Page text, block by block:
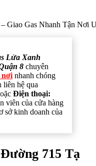
– Giao Gas Nhanh Tận Nơi
Lửa Xanh
8 chuyên
nơi nhanh chóng
liên hệ qua
Điện thoại:
viên của cửa hàng
sở kinh doanh của
715 Tạ